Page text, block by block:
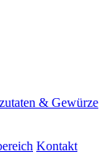
& Gewürze
Kontakt